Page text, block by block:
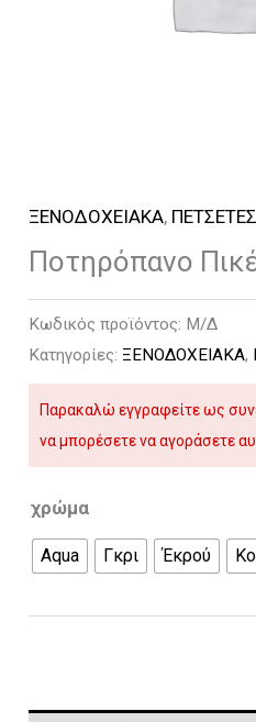
ΞΕΝΟΔΟΧΕΙΑΚΑ,
Ποτηρόπανο
Κωδικός προϊόντος: Μ/Δ
Κατηγορίες: ΞΕΝΟΔΟΧΕΙΑΚΑ,
Παρακαλώ εγγραφείτε ως
να μπορέσετε να αγοράσετε
χρώμα
Aqua Γκρι Έκρού